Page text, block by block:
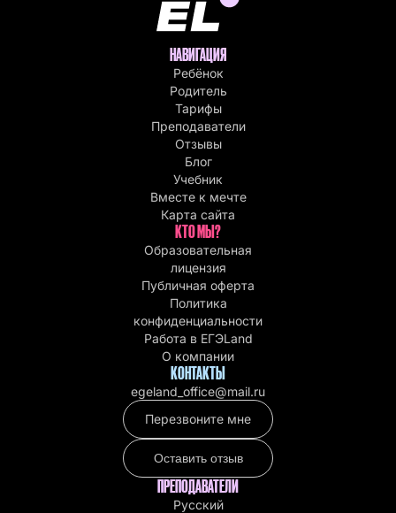
НАВИГАЦИЯ
Ребёнок
Родитель
Тарифы
Преподаватели
Отзывы
Блог
Учебник
Вместе к мечте
Карта сайта
КТО МЫ?
Образовательная
лицензия
Публичная оферта
Политика
конфиденциальности
Работа в EГЭLand
О компании
КОНТАКТЫ
egeland_office@mail.ru
Перезвоните мне
Оставить отзыв
ПРЕПОДАВАТЕЛИ
Русский